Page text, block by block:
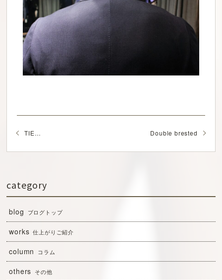
TIE… Double brested
category
blog ブログトップ
works 仕上がりご紹介
column コラム
others その他